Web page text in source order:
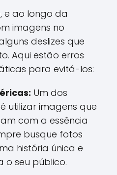
e ao longo da
imagens no
deslizes que
Aqui estão erros
para evitá-los:
Um dos
utilizar imagens que
com a essência
busque fotos
história única e
o seu público.